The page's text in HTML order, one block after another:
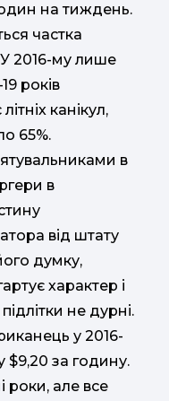
на тиждень.
частка
У 2016-му лише
років
канікул,
65%.
в
в
від штату
думку,
характер і
не дурні.
у 2016-
за годину.
роки, але все